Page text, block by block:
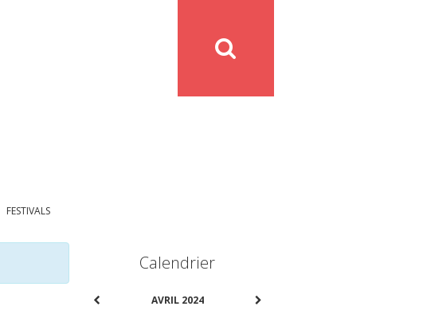
FESTIVALS
Calendrier
AVRIL 2024